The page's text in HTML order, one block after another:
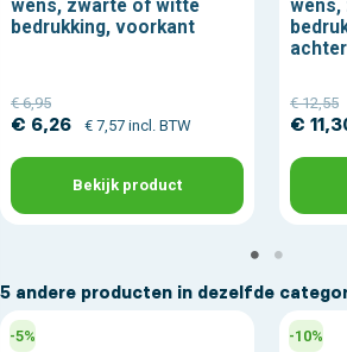
wens, zwarte of witte
bedrukking, voorkant
€ 6,95
€ 6,26 € 7,57 incl. BTW
Bekijk product
€ 12,55
€
5 andere producten in dezelfde
-5% -10%